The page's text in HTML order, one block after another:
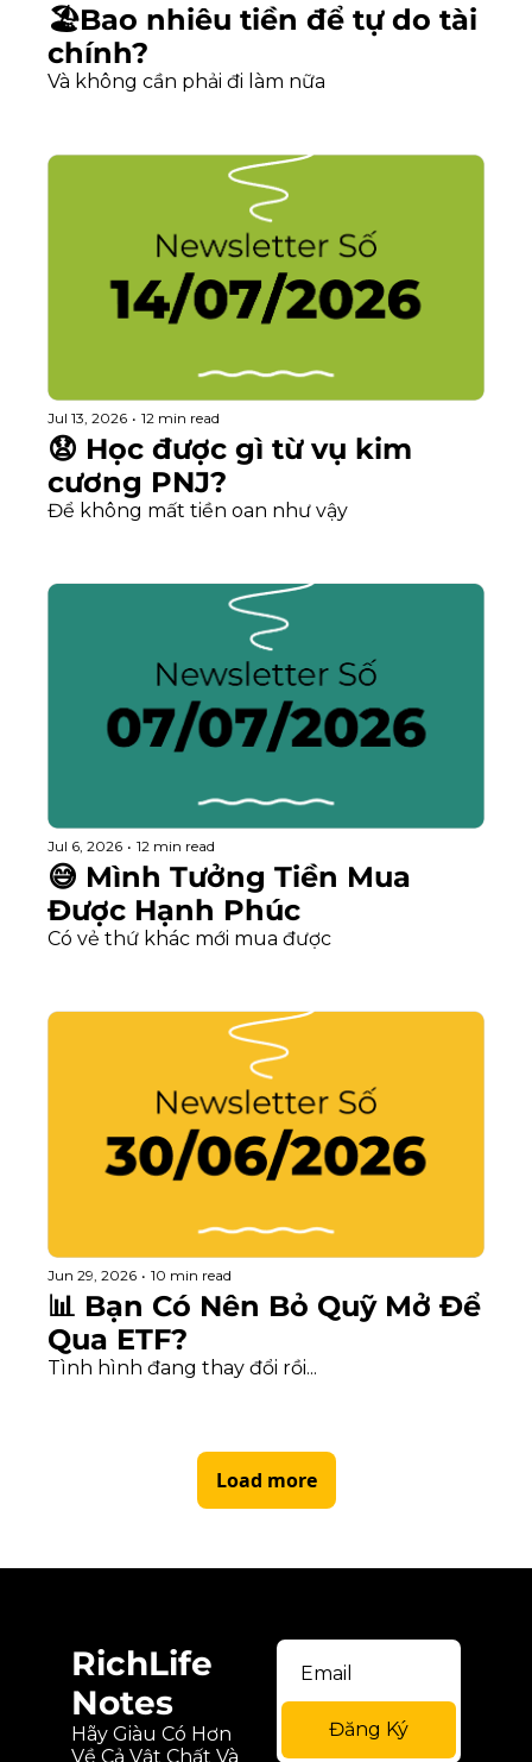
🏖️Bao nhiêu tiền để tự do tài
chính?
Và không cần phải đi làm nữa
Jul 13, 2026 • 12 min read
😧 Học được gì từ vụ kim
cương PNJ?
Để không mất tiền oan như vậy
Jul 6, 2026 • 12 min read
😅 Mình Tưởng Tiền Mua
Được Hạnh Phúc
Có vẻ thứ khác mới mua được
Jun 29, 2026 • 10 min read
📊 Bạn Có Nên Bỏ Quỹ Mở Để
Qua ETF?
Tình hình đang thay đổi rồi...
Load more
RichLife
Notes
Hãy Giàu Có Hơn
Về Cả Vật Chất Và
Đăng Ký